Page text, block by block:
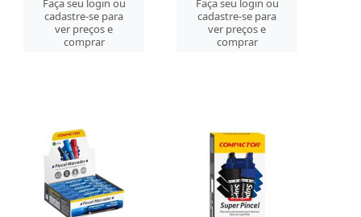
Faça seu login ou
cadastre-se para
ver preços e
comprar
Faça seu login ou
cadastre-se para
ver preços e
comprar